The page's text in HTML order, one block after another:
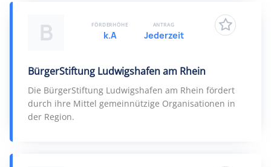
B
BürgerStiftung Ludwigshafen am Rhein
Die BürgerStiftung Ludwigshafen am Rhein fördert
durch ihre Mittel gemeinnützige Organisationen in
der Region.
FÖRDERHÖHE
k.A
ANTRAG
Jederzeit